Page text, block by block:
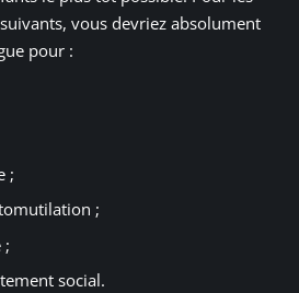
vous devriez absolument
pour :
;
;
;
social.